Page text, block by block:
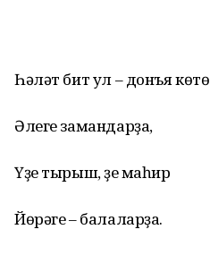
Һәләт бит ул – донъя көтөү
Әлеге замандарҙа,
Үҙе тырыш, үҙе маһир
Йөрәге – балаларҙа.